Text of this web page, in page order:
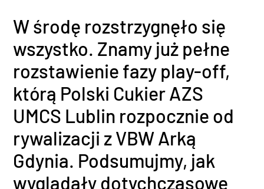
W środę rozstrzygnęło się
wszystko. Znamy już pełne
rozstawienie fazy play-off,
którą Polski Cukier AZS
UMCS Lublin rozpocznie od
rywalizacji z VBW Arką
Gdynia. Podsumujmy, jak
wyglądały dotychczasowe